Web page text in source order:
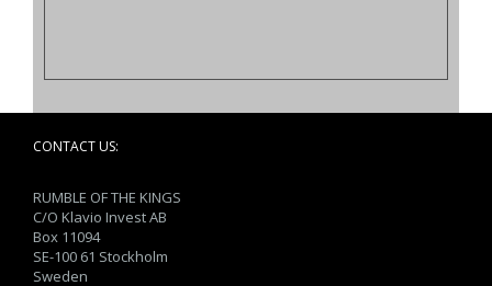
CONTACT US:
RUMBLE OF THE KINGS
C/O Klavio Invest AB
Box 11094
SE-100 61 Stockholm
Sweden